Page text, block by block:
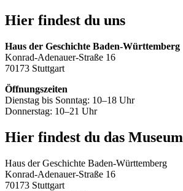
Hier findest du uns
Haus der Geschichte Baden-Württemberg
Konrad-Adenauer-Straße 16
70173 Stuttgart
Öffnungszeiten
Dienstag bis Sonntag: 10–18 Uhr
Donnerstag: 10–21 Uhr
Hier findest du das Museum
Haus der Geschichte Baden-Württemberg
Konrad-Adenauer-Straße 16
70173 Stuttgart